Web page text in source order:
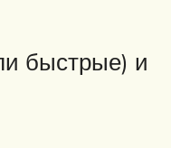
быстрые) и